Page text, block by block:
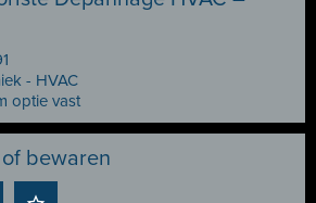
- HVAC
optie vast
bewaren